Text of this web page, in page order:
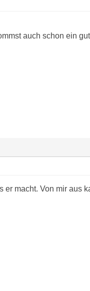
auch schon ein
macht. Von mir aus